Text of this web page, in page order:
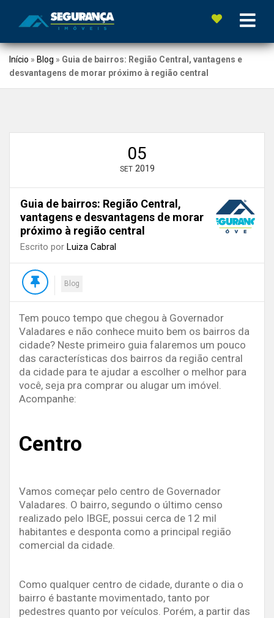
Início » Blog » Guia de bairros: Região Central, vantagens e
desvantagens de morar próximo à região central
05
SET 2019
Guia de bairros: Região Central,
vantagens e desvantagens de morar
próximo à região central
Escrito por Luiza Cabral
Blog
Tem pouco tempo que chegou à Governador
Valadares e não conhece muito bem os bairros da
cidade? Neste primeiro guia falaremos um pouco
das características dos bairros da região central
da cidade para te ajudar a escolher o melhor para
você, seja pra comprar ou alugar um imóvel.
Acompanhe:
Centro
Vamos começar pelo centro de Governador
Valadares. O bairro, segundo o último censo
realizado pelo IBGE, possui cerca de 12 mil
habitantes e desponta como a principal região
comercial da cidade.
Como qualquer centro de cidade, durante o dia o
bairro é bastante movimentado, tanto por
pedestres quanto por veículos. Porém, a partir das